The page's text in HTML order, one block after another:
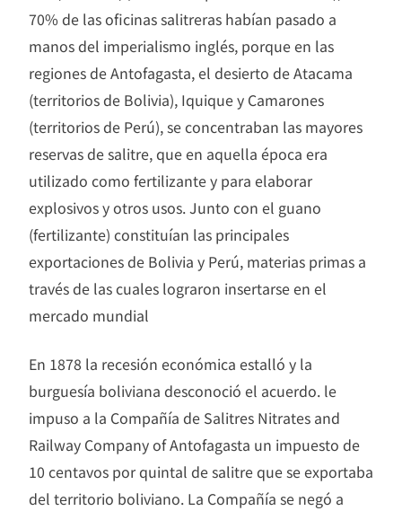
70% de las oficinas salitreras habían pasado a
manos del imperialismo inglés, porque en las
regiones de Antofagasta, el desierto de Atacama
(territorios de Bolivia), Iquique y Camarones
(territorios de Perú), se concentraban las mayores
reservas de salitre, que en aquella época era
utilizado como fertilizante y para elaborar
explosivos y otros usos. Junto con el guano
(fertilizante) constituían las principales
exportaciones de Bolivia y Perú, materias primas a
través de las cuales lograron insertarse en el
mercado mundial
En 1878 la recesión económica estalló y la
burguesía boliviana desconoció el acuerdo. le
impuso a la Compañía de Salitres Nitrates and
Railway Company of Antofagasta un impuesto de
10 centavos por quintal de salitre que se exportaba
del territorio boliviano. La Compañía se negó a